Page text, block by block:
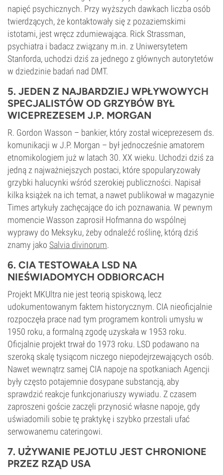
napięć psychicznych. Przy wyższych dawkach liczba osób
twierdzących, że kontaktowały się z pozaziemskimi
istotami, jest wręcz zdumiewająca. Rick Strassman,
psychiatra i badacz związany m.in. z Uniwersytetem
Stanforda, uchodzi dziś za jednego z głównych autorytetów
w dziedzinie badań nad DMT.
5. JEDEN Z NAJBARDZIEJ WPŁYWOWYCH
SPECJALISTÓW OD GRZYBÓW BYŁ
WICEPREZESEM J.P. MORGAN
R. Gordon Wasson – bankier, który został wiceprezesem ds.
komunikacji w J.P. Morgan – był jednocześnie amatorem
etnomikologiem już w latach 30. XX wieku. Uchodzi dziś za
jedną z najważniejszych postaci, które spopularyzowały
grzybki halucynki wśród szerokiej publiczności. Napisał
kilka książek na ich temat, a nawet publikował w magazynie
Times artykuły zachęcające do ich poznawania. W pewnym
momencie Wasson zaprosił Hofmanna do wspólnej
wyprawy do Meksyku, żeby odnaleźć roślinę, którą dziś
znamy jako Salvia divinorum.
6. CIA TESTOWAŁA LSD NA
NIEŚWIADOMYCH ODBIORCACH
Projekt MKUltra nie jest teorią spiskową, lecz
udokumentowanym faktem historycznym. CIA nieoficjalnie
rozpoczęła prace nad tym programem kontroli umysłu w
1950 roku, a formalną zgodę uzyskała w 1953 roku.
Oficjalnie projekt trwał do 1973 roku. LSD podawano na
szeroką skalę tysiącom niczego niepodejrzewających osób.
Nawet wewnątrz samej CIA napoje na spotkaniach Agencji
były często potajemnie dosypane substancją, aby
sprawdzić reakcje funkcjonariuszy wywiadu. Z czasem
zaproszeni goście zaczęli przynosić własne napoje, gdy
uświadomili sobie tę praktykę i szybko przestali ufać
serwowanemu cateringowi.
7. UŻYWANIE PEJOTLU JEST CHRONIONE
PRZEZ RZĄD USA